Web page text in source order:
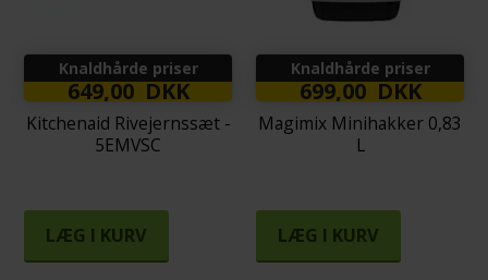
Knaldhårde priser
649,00 DKK
Kitchenaid Rivejernssæt -
5EMVSC
LÆG I KURV
Knaldhårde priser
699,00 DKK
Magimix Minihakker 0,83
L
LÆG I KURV